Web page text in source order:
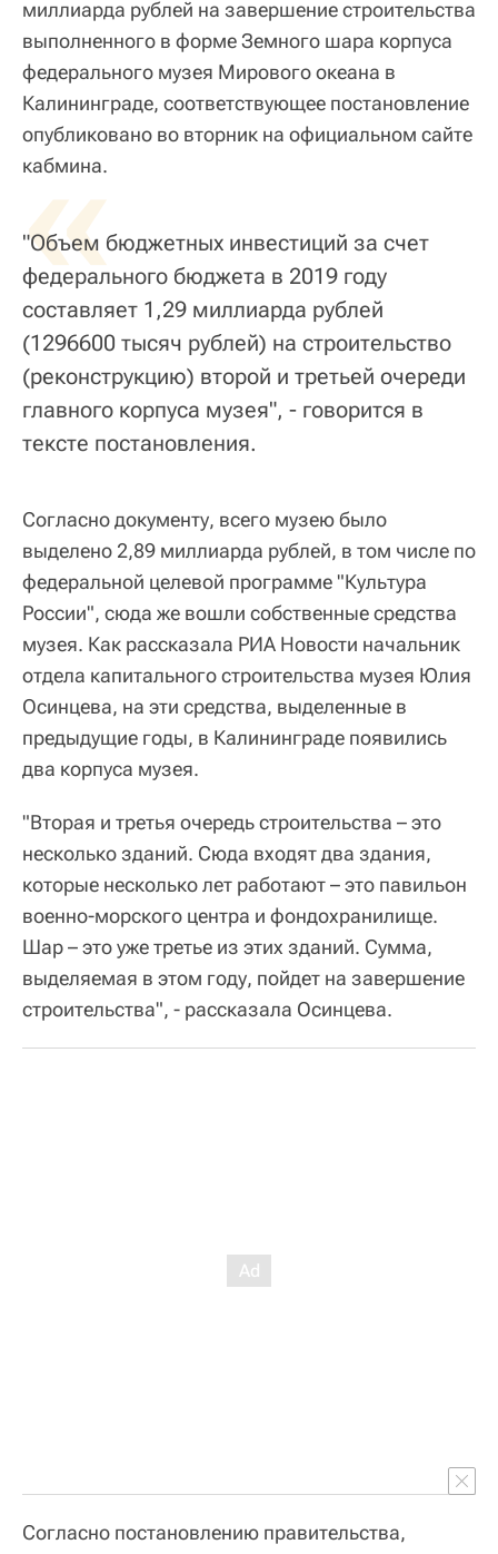
миллиарда рублей на завершение строительства
выполненного в форме Земного шара корпуса
федерального музея Мирового океана в
Калининграде, соответствующее постановление
опубликовано во вторник на официальном сайте
кабмина.
«
"Объем бюджетных инвестиций за счет
федерального бюджета в 2019 году
составляет 1,29 миллиарда рублей
(1296600 тысяч рублей) на строительство
(реконструкцию) второй и третьей очереди
главного корпуса музея", - говорится в
тексте постановления.
Согласно документу, всего музею было
выделено 2,89 миллиарда рублей, в том числе по
федеральной целевой программе "Культура
России", сюда же вошли собственные средства
музея. Как рассказала РИА Новости начальник
отдела капитального строительства музея Юлия
Осинцева, на эти средства, выделенные в
предыдущие годы, в Калининграде появились
два корпуса музея.
"Вторая и третья очередь строительства – это
несколько зданий. Сюда входят два здания,
которые несколько лет работают – это павильон
военно-морского центра и фондохранилище.
Шар – это уже третье из этих зданий. Сумма,
выделяемая в этом году, пойдет на завершение
строительства", - рассказала Осинцева.
Согласно постановлению правительства,